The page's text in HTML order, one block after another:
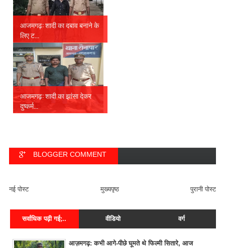
आजमगढ़: शादी का दबाव बनाने के
लिए ट...
आजमगढ़: शादी का झांसा देकर
दुष्कर्म...
BLOGGER COMMENT
नई पोस्ट पुरानी पोस्ट
मुख्यपृष्ठ
सर्वाधिक पढ़ी गई;.. वीडियो वर्ग
आज़मगढ़: कभी आगे-पीछे घूमते थे फिल्मी सितारे, आज